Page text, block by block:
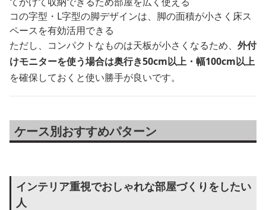
コの字型・L字型の脚デザインは、脚の面積が小さく床ス
ペースを有効活用できる
ただし、コンパクトなものは天板が小さくなるため、 外付
けモニターを使う場合は奥行き50cm以上・幅100cm以上
を確保しておくと使い勝手が良いです。
ケース別おすすめパターン
インテリア重視でおしゃれな部屋づくりをしたい
人